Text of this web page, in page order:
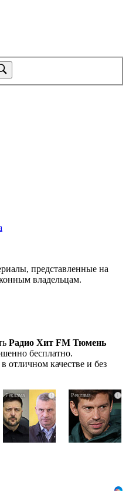
представленные на
владельцам.
Радио Хит FM Тюмень
бесплатно.
отличном качестве и без
i
Публичный
удар
Зеленскому
Кличко:
i